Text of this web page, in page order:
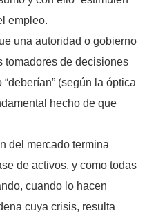
empleo.
una autoridad o gobierno
tomadores de decisiones
(según la óptica
hecho de que
del mercado termina
de activos, y como todas
cuando lo hacen
cuya crisis, resulta